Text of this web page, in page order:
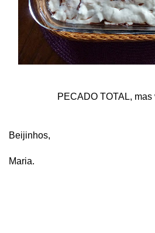
PECADO TOTAL, mas
Beijinhos,
Maria.